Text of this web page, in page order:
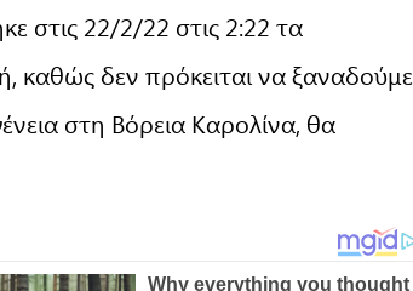
στις 22/2/22 στις 2:22 τα
καθώς δεν πρόκειται να ξαναδούμε
στη Βόρεια Καρολίνα, θα